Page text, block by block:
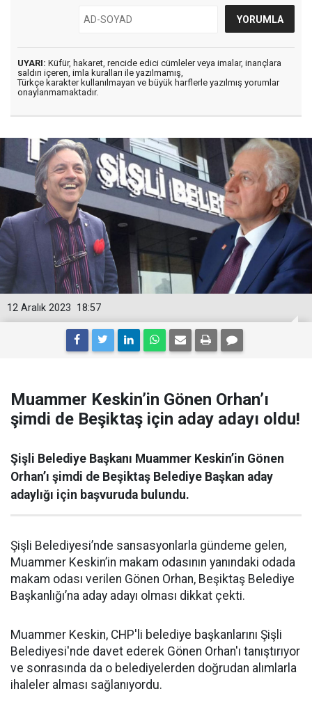
UYARI: Küfür, hakaret, rencide edici cümleler veya imalar, inançlara
saldırı içeren, imla kuralları ile yazılmamış,
Türkçe karakter kullanılmayan ve büyük harflerle yazılmış yorumlar
onaylanmamaktadır.
18:57
12 Aralık 2023
Muammer Keskin’in Gönen Orhan’ı
şimdi de Beşiktaş için aday adayı oldu!
Şişli Belediye Başkanı Muammer Keskin’in Gönen
Orhan’ı şimdi de Beşiktaş Belediye Başkan aday
adaylığı için başvuruda bulundu.
Şişli Belediyesi’nde sansasyonlarla gündeme gelen,
Muammer Keskin’in makam odasının yanındaki odada
makam odası verilen Gönen Orhan, Beşiktaş Belediye
Başkanlığı’na aday adayı olması dikkat çekti.
Muammer Keskin, CHP'li belediye başkanlarını Şişli
Belediyesi'nde davet ederek Gönen Orhan'ı tanıştırıyor
ve sonrasında da o belediyelerden doğrudan alımlarla
ihaleler alması sağlanıyordu.